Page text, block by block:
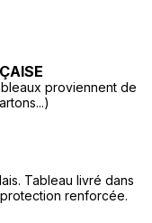
proviennent de
Tableau livré dans
renforcée.